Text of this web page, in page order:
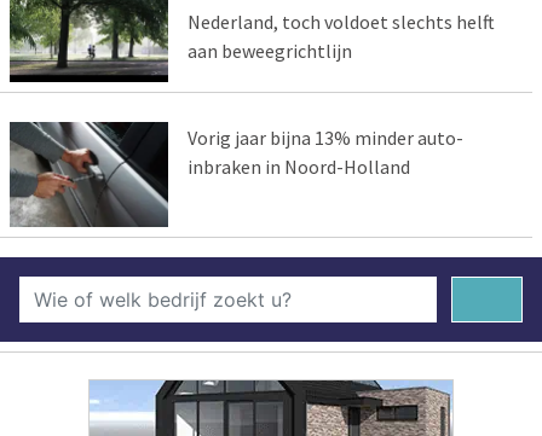
Nederland, toch voldoet slechts helft
aan beweegrichtlijn
Vorig jaar bijna 13% minder auto-
inbraken in Noord-Holland